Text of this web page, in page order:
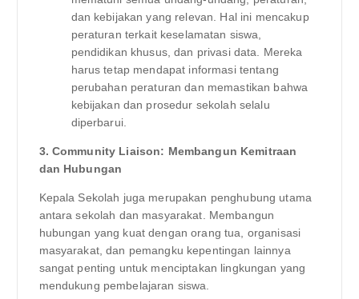
dan kebijakan yang relevan. Hal ini mencakup
peraturan terkait keselamatan siswa,
pendidikan khusus, dan privasi data. Mereka
harus tetap mendapat informasi tentang
perubahan peraturan dan memastikan bahwa
kebijakan dan prosedur sekolah selalu
diperbarui.
3. Community Liaison: Membangun Kemitraan
dan Hubungan
Kepala Sekolah juga merupakan penghubung utama
antara sekolah dan masyarakat. Membangun
hubungan yang kuat dengan orang tua, organisasi
masyarakat, dan pemangku kepentingan lainnya
sangat penting untuk menciptakan lingkungan yang
mendukung pembelajaran siswa.